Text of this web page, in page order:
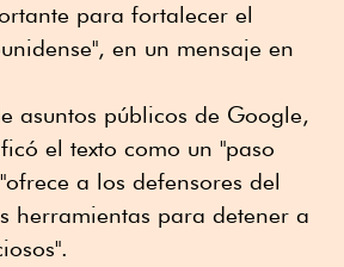
para fortalecer el
en un mensaje en
asuntos públicos de Google,
el texto como un "paso
a los defensores del
herramientas para detener a